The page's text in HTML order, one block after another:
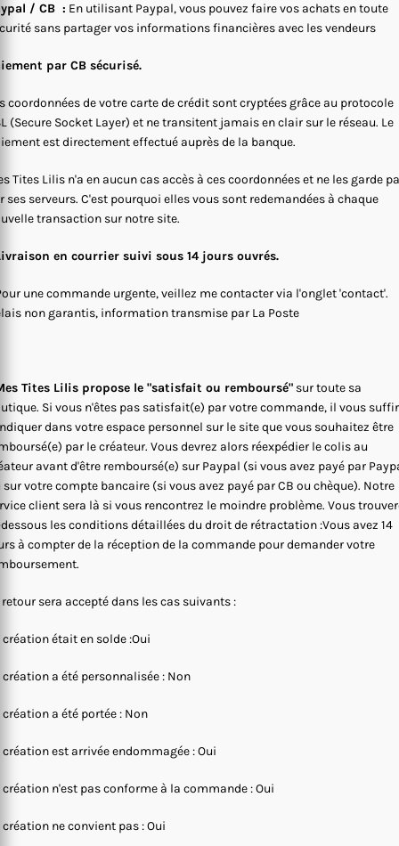
/ CB : En utilisant Paypal, vous pouvez faire vos achats en toute
sans partager vos informations financières avec les vendeurs
par CB sécurisé.
coordonnées de votre carte de crédit sont cryptées grâce au protocole
(Secure Socket Layer) et ne transitent jamais en clair sur le réseau. Le
est directement effectué auprès de la banque.
Tites Lilis n'a en aucun cas accès à ces coordonnées et ne les garde
ses serveurs. C'est pourquoi elles vous sont redemandées à chaque
transaction sur notre site.
en courrier suivi sous 14 jours ouvrés.
une commande urgente, veillez me contacter via l'onglet 'contact'.
non garantis, information transmise par La Poste
Tites Lilis propose le "satisfait ou remboursé" sur toute sa
Si vous n'êtes pas satisfait(e) par votre commande, il vous
dans votre espace personnel sur le site que vous souhaitez être
par le créateur. Vous devrez alors réexpédier le colis au
avant d'être remboursé(e) sur Paypal (si vous avez payé par
sur votre compte bancaire (si vous avez payé par CB ou chèque). Notre
client sera là si vous rencontrez le moindre problème. Vous
les conditions détaillées du droit de rétractation :Vous avez 14
à compter de la réception de la commande pour demander votre
retour sera accepté dans les cas suivants :
création était en solde :Oui
création a été personnalisée : Non
création a été portée : Non
création est arrivée endommagée : Oui
création n'est pas conforme à la commande : Oui
création ne convient pas : Oui